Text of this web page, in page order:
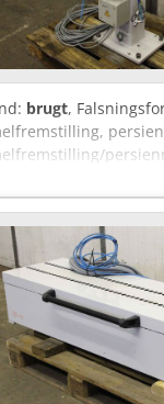
brugt,
-